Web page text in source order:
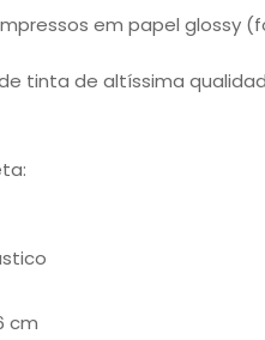
em papel glossy
tinta de altíssima
cm